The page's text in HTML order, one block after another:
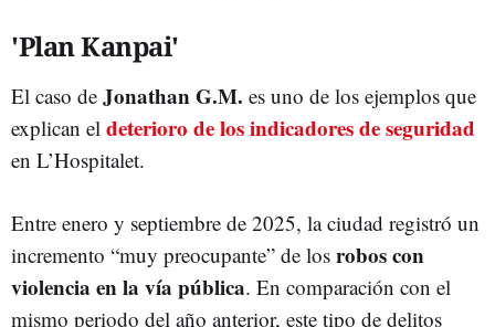
'Plan Kanpai'
El caso de Jonathan G.M. es uno de los ejemplos que
explican el deterioro de los indicadores de seguridad
en L’Hospitalet.
Entre enero y septiembre de 2025, la ciudad registró un
incremento “muy preocupante” de los robos con
violencia en la vía pública. En comparación con el
mismo periodo del año anterior, este tipo de delitos